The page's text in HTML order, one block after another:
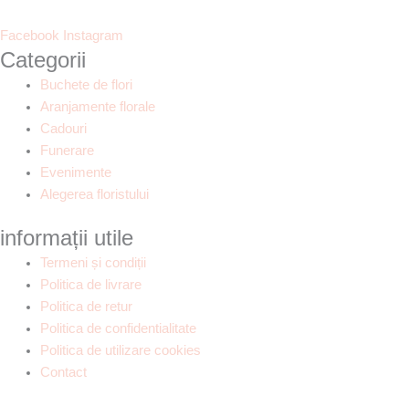
Facebook Instagram
Categorii
Buchete de flori
Aranjamente florale
Cadouri
Funerare
Evenimente
Alegerea floristului
informații utile
Termeni și condiții
Politica de livrare
Politica de retur
Politica de confidentialitate
Politica de utilizare cookies
Contact